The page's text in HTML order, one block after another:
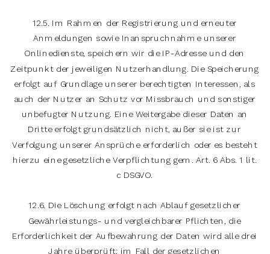
12.5. Im Rahmen der Registrierung und erneuter
Anmeldungen sowie Inanspruchnahme unserer
Onlinedienste, speichern wir die IP-Adresse und den
Zeitpunkt der jeweiligen Nutzerhandlung. Die Speicherung
erfolgt auf Grundlage unserer berechtigten Interessen, als
auch der Nutzer an Schutz vor Missbrauch und sonstiger
unbefugter Nutzung. Eine Weitergabe dieser Daten an
Dritte erfolgt grundsätzlich nicht, außer sie ist zur
Verfolgung unserer Ansprüche erforderlich oder es besteht
hierzu eine gesetzliche Verpflichtung gem. Art. 6 Abs. 1 lit.
c DSGVO.
12.6. Die Löschung erfolgt nach Ablauf gesetzlicher
Gewährleistungs- und vergleichbarer Pflichten, die
Erforderlichkeit der Aufbewahrung der Daten wird alle drei
Jahre überprüft; im Fall der gesetzlichen